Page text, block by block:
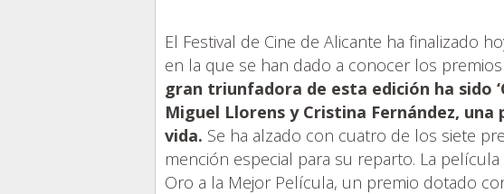
El Festival de Cine de Alicante ha finalizado
en la que se han dado a conocer los
gran triunfadora de esta edición ha sido
Miguel Llorens y Cristina Fernández,
vida. Se ha alzado con cuatro de los siete
mención especial para su reparto. La
Oro a la Mejor Película, un premio dotado